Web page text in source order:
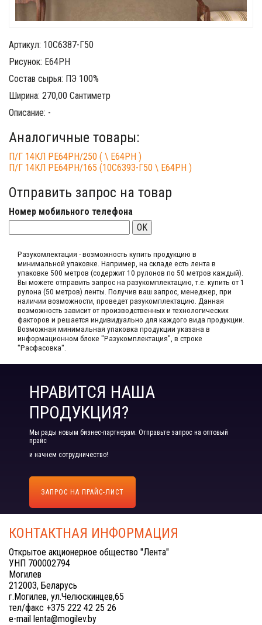
Артикул: 10С6387-Г50
Рисунок: Е64РН
Состав сырья: ПЭ 100%
Ширина: 270,00 Сантиметр
Описание: -
Аналогичные товары:
П/Г 14КЛ РЕ64РН/250 ( \ Е64РН )
П/Г 14КЛ РЕ64РН/165 (10С6393-Г50 \ Е64РН )
Отправить запрос на товар
Номер мобильного телефона
OK
Разукомлектация - возможность купить продукцию в
минимальной упаковке. Например, на складе​ есть лента в
упаковке 500 метров (содержит 10 рулонов по 50 метров каждый).​
Вы можете отправить запрос на разукомплектацию, т.е. купить от 1
рулона (50 метров) ленты. Получив ваш запрос,​ менеджер, при
наличии возможности, проведет разукомплектацию. Данная
возможность зависит от производственных​ и технологических
факторов и решается индивидуально для каждого вида продукции.​
Возможная минимальная упаковка продукции указана в
информационном блоке "Разукомплектация", в строке
"Расфасовка".
НРАВИТСЯ НАША
ПРОДУКЦИЯ?
Мы рады новым бизнес-партнерам. Отправьте запрос на оптовый
прайс
и начнем сотрудничество!
ЗАПРОС НА ПРАЙС-ЛИСТ
КОНТАКТНАЯ ИНФОРМАЦИЯ
Открытое акционерное общество "Лента"
УНП 700002794
Могилев
212003, Беларусь
г.Могилев, ул.Челюскинцев,65
тел/факс +375 222 42 25 26
e-mail lenta@mogilev.by